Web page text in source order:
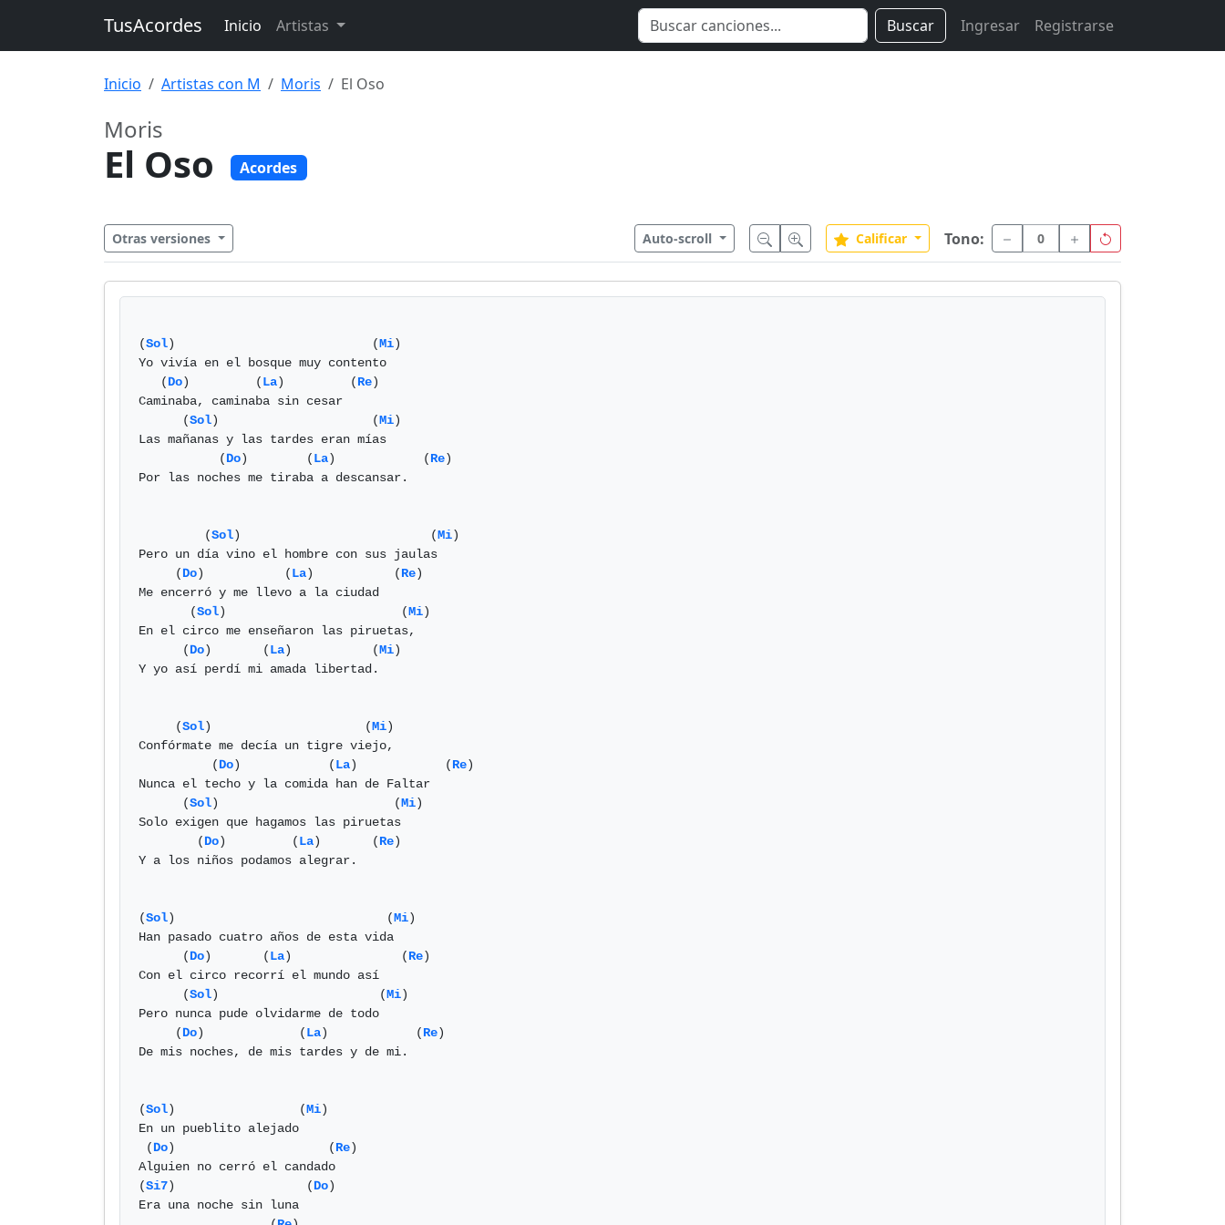
TusAcordes Inicio Artistas Buscar Ingresar Registrarse
Inicio Artistas con M Moris El Oso
Moris
El Oso Acordes
Otras versiones Auto-scroll Calificar Tono: 0
(Sol)                           (Mi)
Yo vivía en el bosque muy contento
   (
Do)         (La)         (Re)
Caminaba, caminaba sin cesar
      (
Sol)                     (Mi)
Las mañanas y las tardes eran mías
           (
Do)        (La)            (Re)
Por las noches me tiraba a descansar.
         (
Sol)                          (Mi)
Pero un día vino el hombre con sus jaulas
     (
Do)           (La)           (Re)
Me encerró y me llevo a la ciudad
       (
Sol)                        (Mi)
En el circo me enseñaron las piruetas,
      (
Do)       (La)           (Mi)
Y yo así perdí mi amada libertad.
     (
Sol)                     (Mi)
Confórmate me decía un tigre viejo,
          (
Do)            (La)            (Re)
Nunca el techo y la comida han de Faltar
      (
Sol)                        (Mi)
Solo exigen que hagamos las piruetas
        (
Do)         (La)       (Re)
Y a los niños podamos alegrar.
(Sol)                             (Mi)
Han pasado cuatro años de esta vida
      (
Do)       (La)               (Re)
Con el circo recorrí el mundo así
      (
Sol)                      (Mi)
Pero nunca pude olvidarme de todo
     (
Do)             (La)            (Re)
De mis noches, de mis tardes y de mi.
(Sol)                 (Mi)
En un pueblito alejado
(Do)                     (Re)
Alguien no cerró el candado
(Si7)                  (Do)
Era una noche sin luna